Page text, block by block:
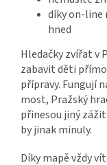
díky on-line
hned
Hledačky zvířat v
zabavit děti
přípravy. Fungují
most, Pražský
přinesou jiný
by jinak minuly.
Díky mapě vždy